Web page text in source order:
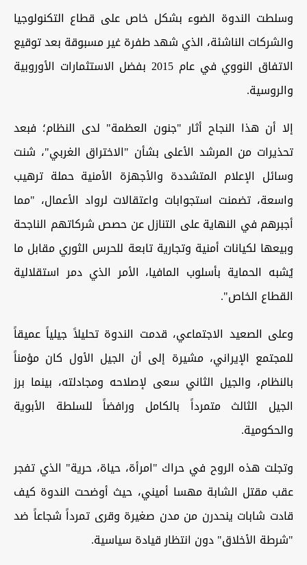
وسلطت الندوة الضوء بشكل خاص على قطاع التكنولوجيا
والشركات الناشئة، الذي شهد طفرة غير مسبوقة بعد توقيع
الاتفاق النووي في عام 2015 بفضل الاستثمارات الأوروبية
والروسية.
إلا أن هذا النجاح أثار "جنون العظمة" لدى النظام؛ فبعد
تحذيرات من المرشد الأعلى بشأن "الاختراق الغربي"، شنت
وسائل الإعلام المتشددة والأجهزة الأمنية حملة ترهيب
واسعة، تضمنت استجوابات واعتقالات لرواد الأعمال، "مما
أجبرهم في النهاية على التنازل عن حصص شركاتهم الناجحة
وبيعها لكيانات أمنية وتجارية تابعة للحرس الثوري مقابل ما
يُشبه الحماية بأسلوب المافيا، الأمر الذي دمر استقلالية
القطاع الخاص".
وعلى الصعيد الاجتماعي، قدمت الندوة تحليلاً جيلياً عميقاً
للمجتمع الإيراني، مشيرة إلى أن الجيل الأول كان مؤمناً
بالنظام، والجيل الثاني سعى لإصلاحه ومجادلته، بينما برز
الجيل الثالث متمرداً بالكامل ورافضاً للسلطة الأبوية
والحكومية.
وتجلت هذه الروح في حراك "امرأة، حياة، حرية" الذي تفجر
عقب مقتل الشابة مهسا أميني، حيث أوضحت الندوة كيف
قادت شابات ينحدرن من مدن صغيرة وقرى تمرداً شجاعاً ضد
"شرطة الأخلاق" دون انتظار قيادة سياسية.